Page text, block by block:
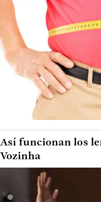
Así funcionan los
Vozinha